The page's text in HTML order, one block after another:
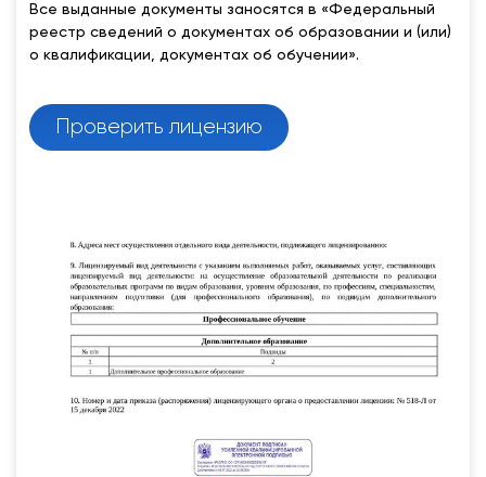
Все выданные документы заносятся в «Федеральный
реестр сведений о документах об образовании и (или)
о квалификации, документах об обучении».
Проверить лицензию